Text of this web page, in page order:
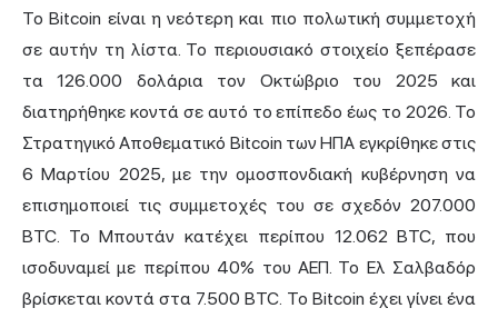
Το Bitcoin είναι η νεότερη και πιο πολωτική συμμετοχή
σε αυτήν τη λίστα. Το περιουσιακό στοιχείο ξεπέρασε
τα 126.000 δολάρια τον Οκτώβριο του 2025 και
διατηρήθηκε κοντά σε αυτό το επίπεδο έως το 2026. Το
Στρατηγικό Αποθεματικό Bitcoin των ΗΠΑ εγκρίθηκε στις
6 Μαρτίου 2025, με την ομοσπονδιακή κυβέρνηση να
επισημοποιεί τις συμμετοχές του σε σχεδόν 207.000
BTC. Το Μπουτάν κατέχει περίπου 12.062 BTC, που
ισοδυναμεί με περίπου 40% του ΑΕΠ. Το Ελ Σαλβαδόρ
βρίσκεται κοντά στα 7.500 BTC. Το Bitcoin έχει γίνει ένα